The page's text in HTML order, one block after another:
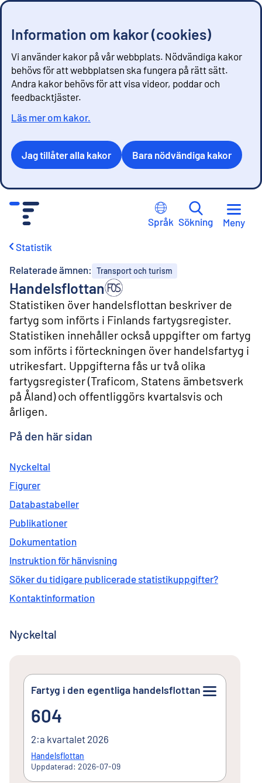
Information om kakor (cookies)
Vi använder kakor på vår webbplats. Nödvändiga kakor
behövs för att webbplatsen ska fungera på rätt sätt.
Andra kakor behövs för att visa videor, poddar och
feedbacktjäster.
Läs mer om kakor.
Jag tillåter alla kakor Bara nödvändiga kakor
Språk Sökning Meny
Statistik
Relaterade ämnen: Transport och turism
Handelsflottan
Statistiken över handelsflottan beskriver de
fartyg som införts i Finlands fartygsregister.
Statistiken innehåller också uppgifter om fartyg
som införts i förteckningen över handelsfartyg i
utrikesfart. Uppgifterna fås ur två olika
fartygsregister (Traficom, Statens ämbetsverk
på Åland) och offentliggörs kvartalsvis och
årligen.
På den här sidan
Nyckeltal
Figurer
Databastabeller
Publikationer
Dokumentation
Instruktion för hänvisning
Söker du tidigare publicerade statistikuppgifter?
Kontaktinformation
Nyckeltal
Fartyg i den egentliga handelsflottan
604
604
2:a kvartalet 2026
Handelsflottan
Uppdaterad: 2026-07-09